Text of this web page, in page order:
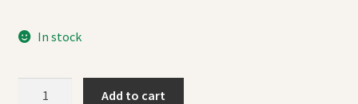
In stock
Add to cart